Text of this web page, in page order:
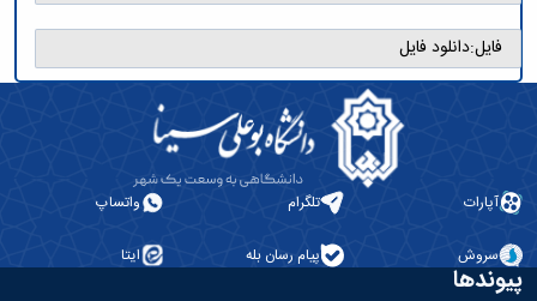
فایل:دانلود فایل
آپارات تلگرام واتساپ
سروش پیام رسان بله ایتا
پیوندها